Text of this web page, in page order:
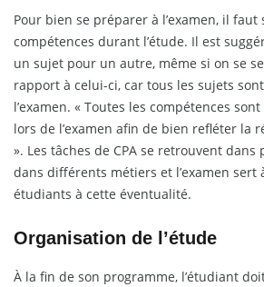
Pour bien se préparer à l’examen, il faut
compétences durant l’étude. Il est
un sujet pour un autre, même si on se
rapport à celui-ci, car tous les sujets
l’examen. « Toutes les compétences
lors de l’examen afin de bien refléter la
». Les tâches de CPA se retrouvent
dans différents métiers et l’examen sert
étudiants à cette éventualité.
Organisation de l’étude
À la fin de son programme, l’étudiant